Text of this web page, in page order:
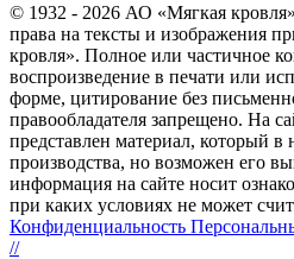
© 1932 - 2026 АО «Мягкая
права на тексты и изображения
кровля». Полное или частичное
воспроизведение в печати или
форме, цитирование без
правообладателя запрещено. На
представлен материал, который в
производства, но возможен его
информация на сайте носит
при каких условиях не может
Конфиденциальность
//